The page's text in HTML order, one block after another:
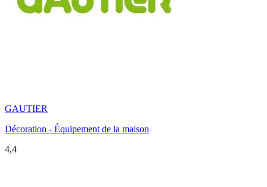
GAUTIER
Décoration - Équipement de la maison
4,4